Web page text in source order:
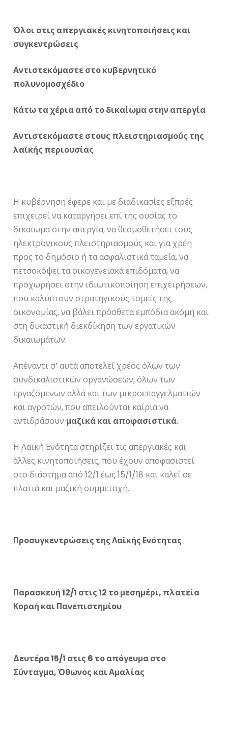
Όλοι στις απεργιακές κινητοποιήσεις και
συγκεντρώσεις
Αντιστεκόμαστε στο κυβερνητικό
πολυνομοσχέδιο
Κάτω τα χέρια από το δικαίωμα στην απεργία
Αντιστεκόμαστε στους πλειστηριασμούς της
λαϊκής περιουσίας
Η κυβέρνηση έφερε και με διαδικασίες εξπρές
επιχειρεί να καταργήσει επί της ουσίας το
δικαίωμα στην απεργία, να θεσμοθετήσει τους
ηλεκτρονικούς πλειστηριασμούς και για χρέη
προς το δημόσιο ή τα ασφαλιστικά ταμεία, να
πετσοκόψει τα οικογενειακά επιδόματα, να
προχωρήσει στην ιδιωτικοποίηση επιχειρήσεων,
που καλύπτουν στρατηγικούς τομείς της
οικονομίας, να βάλει πρόσθετα εμπόδια ακόμη και
στη δικαστική διεκδίκηση των εργατικών
δικαιωμάτων.
Απέναντι σ’ αυτά αποτελεί χρέος όλων των
συνδικαλιστικών οργανώσεων, όλων των
εργαζόμενων αλλά και των μικροεπαγγελματιών
και αγροτών, που απειλούνται καίρια να
αντιδράσουν μαζικά και αποφασιστικά.
Η Λαϊκή Ενότητα στηρίζει τις απεργιακές και
άλλες κινητοποιήσεις, που έχουν αποφασιστεί
στο διάστημα από 12/1 έως 15/1/18 και καλεί σε
πλατιά και μαζική συμμετοχή.
Προσυγκεντρώσεις της Λαϊκής Ενότητας
Παρασκευή 12/1 στις 12 το μεσημέρι, πλατεία
Κοραή και Πανεπιστημίου
Δευτέρα 15/1 στις 6 το απόγευμα στο
Σύνταγμα, Όθωνος και Αμαλίας